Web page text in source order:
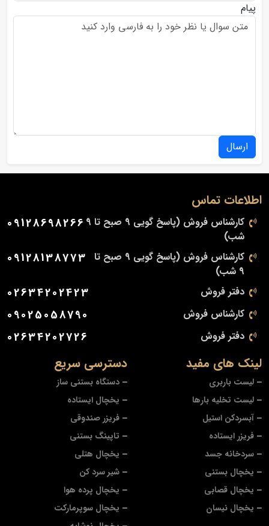
پیام
ارسال
دسترسی سریع
دستگاه بستنی ساز
یخچال ایستاده
فریزر صندوقی
تاپینگ بستنی
یخچال هتلی
شیر سرد کن
یخچال پرده هوا
یخچال سوپرمارکت
لینک های مفید
لیست باربری
لیست تخلیه بارها
آبسردکن استیل
فریزر ایستاده
سردخانه جسد
یخچال بستنی
یخچال قصابی
یخچال نیسان
اطلاعات تماس
کارشناس فروش (پاسخ گویی 9 صبح تا 9
شب)
09128698266
کارشناس فروش (پاسخ گویی 9 صبح تا
9 شب)
09128138773
دفتر فروش 02634202423
کارشناس فروش 09025058790
دفتر فروش 02634202726